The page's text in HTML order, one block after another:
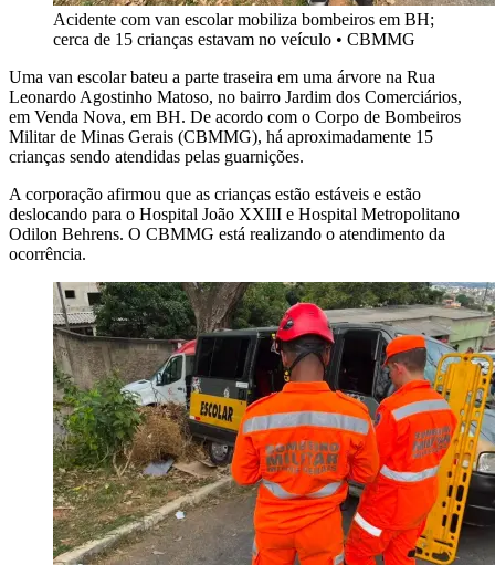
Acidente com van escolar mobiliza bombeiros em BH;
cerca de 15 crianças estavam no veículo • CBMMG
Uma van escolar bateu a parte traseira em uma árvore na Rua
Leonardo Agostinho Matoso, no bairro Jardim dos Comerciários,
em Venda Nova, em BH. De acordo com o Corpo de Bombeiros
Militar de Minas Gerais (CBMMG), há aproximadamente 15
crianças sendo atendidas pelas guarnições.
A corporação afirmou que as crianças estão estáveis e estão
deslocando para o Hospital João XXIII e Hospital Metropolitano
Odilon Behrens. O CBMMG está realizando o atendimento da
ocorrência.